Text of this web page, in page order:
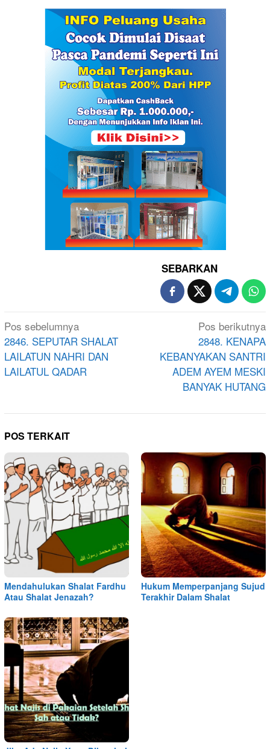
SEBARKAN
Navigasi
pos
Pos sebelumnya
2846. SEPUTAR SHALAT
LAILATUN NAHRI DAN
LAILATUL QADAR
Pos berikutnya
2848. KENAPA
KEBANYAKAN SANTRI
ADEM AYEM MESKI
BANYAK HUTANG
POS TERKAIT
Mendahulukan Shalat Fardhu
Atau Shalat Jenazah?
Hukum Memperpanjang Sujud
Terakhir Dalam Shalat